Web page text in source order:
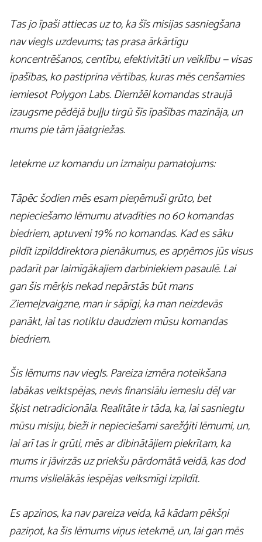
Tas jo īpaši attiecas uz to, ka šīs misijas sasniegšana
nav viegls uzdevums; tas prasa ārkārtīgu
koncentrēšanos, centību, efektivitāti un veiklību — visas
īpašības, ko pastiprina vērtības, kuras mēs cenšamies
iemiesot Polygon Labs. Diemžēl komandas straujā
izaugsme pēdējā buļļu tirgū šīs īpašības mazināja, un
mums pie tām jāatgriežas.
Ietekme uz komandu un izmaiņu pamatojums:
Tāpēc šodien mēs esam pieņēmuši grūto, bet
nepieciešamo lēmumu atvadīties no 60 komandas
biedriem, aptuveni 19% no komandas. Kad es sāku
pildīt izpilddirektora pienākumus, es apņēmos jūs visus
padarīt par laimīgākajiem darbiniekiem pasaulē. Lai
gan šis mērķis nekad nepārstās būt mans
Ziemeļzvaigzne, man ir sāpīgi, ka man neizdevās
panākt, lai tas notiktu daudziem mūsu komandas
biedriem.
Šis lēmums nav viegls. Pareiza izmēra noteikšana
labākas veiktspējas, nevis finansiālu iemeslu dēļ var
šķist netradicionāla. Realitāte ir tāda, ka, lai sasniegtu
mūsu misiju, bieži ir nepieciešami sarežģīti lēmumi, un,
lai arī tas ir grūti, mēs ar dibinātājiem piekrītam, ka
mums ir jāvirzās uz priekšu pārdomātā veidā, kas dod
mums vislielākās iespējas veiksmīgi izpildīt.
Es apzinos, ka nav pareiza veida, kā kādam pēkšņi
paziņot, ka šis lēmums viņus ietekmē, un, lai gan mēs